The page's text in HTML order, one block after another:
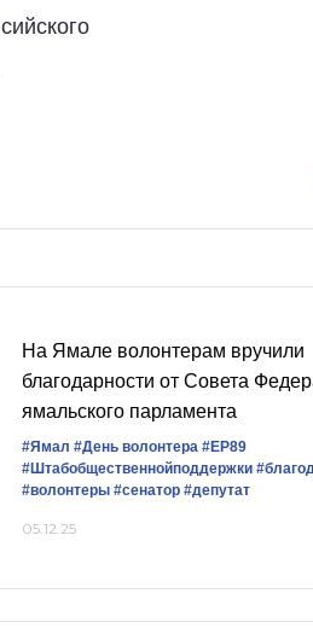
На Ямале волонтерам вручили
благодарности от Совета
ямальского парламента
#Ямал #День волонтера #ЕР89
#Штабобщественнойподдержки
#волонтеры #сенатор #депутат
05.12.25